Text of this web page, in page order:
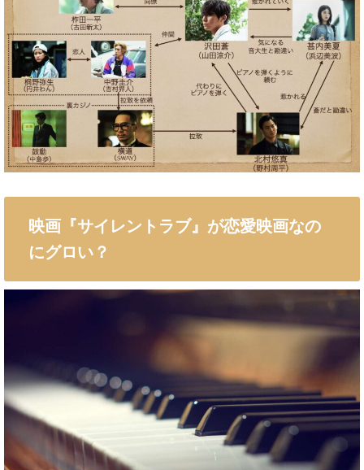
映画『サイレントラブ』が恋愛映画なの
にグロい？